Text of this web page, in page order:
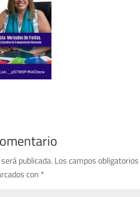
publicada. Los campos obligatorios
con *